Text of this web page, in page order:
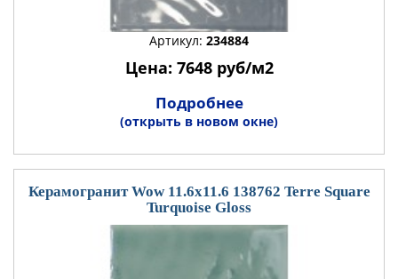
Артикул: 234884
Цена: 7648 руб/м2
Подробнее
(открыть в новом окне)
Керамогранит Wow 11.6x11.6 138762 Terre Square
Turquoise Gloss